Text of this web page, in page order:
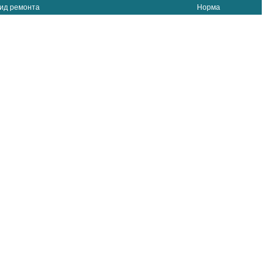
ремонта Норма